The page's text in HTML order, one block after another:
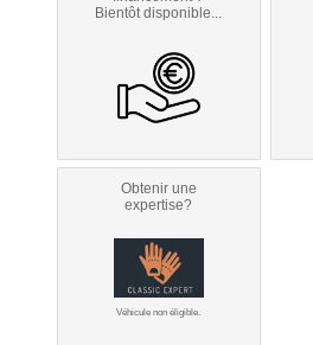
Bientôt disponible...
Obtenir une
expertise?
Véhicule non éligible.